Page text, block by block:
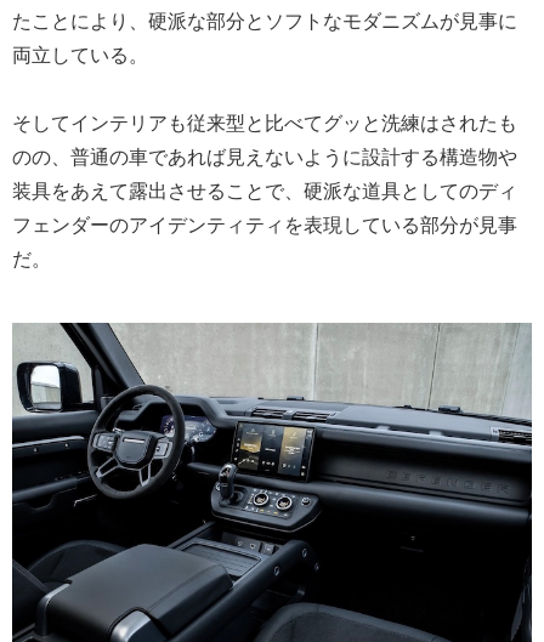
たことにより、硬派な部分とソフトなモダニズムが見事に
両立している。
そしてインテリアも従来型と比べてグッと洗練はされたも
のの、普通の車であれば見えないように設計する構造物や
装具をあえて露出させることで、硬派な道具としてのディ
フェンダーのアイデンティティを表現している部分が見事
だ。